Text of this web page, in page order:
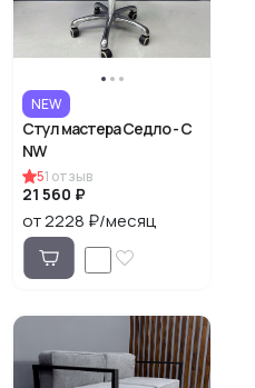
NEW
Стул мастера Седло - С
NW
51 отзыв
21 560 ₽
от 2228 ₽/месяц